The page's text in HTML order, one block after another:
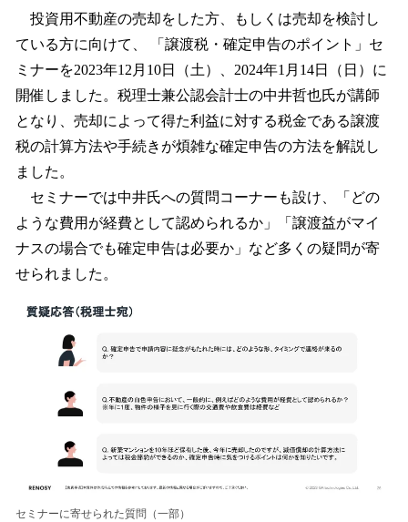
投資用不動産の売却をした方、もしくは売却を検討し
ている方に向けて、 「譲渡税・確定申告のポイント」セ
ミナーを2023年12月10日（土）、2024年1月14日（日）に
開催しました。税理士兼公認会計士の中井哲也氏が講師
となり、売却によって得た利益に対する税金である譲渡
税の計算方法や手続きが煩雑な確定申告の方法を解説し
ました。
セミナーでは中井氏への質問コーナーも設け、「どの
ような費用が経費として認められるか」「譲渡益がマイ
ナスの場合でも確定申告は必要か」など多くの疑問が寄
せられました。
セミナーに寄せられた質問（一部）